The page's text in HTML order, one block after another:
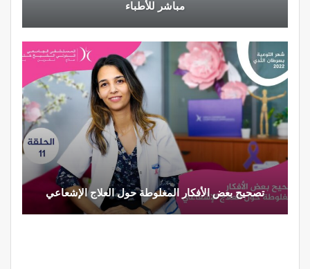
مباشر للأطباء
تصحيح بعض الأفكار المغلوطة حول العلاج الإشعاعي